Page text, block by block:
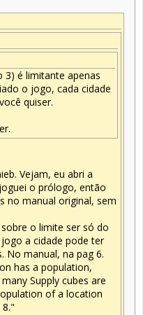
3) é limitante apenas
o jogo, cada cidade
quiser.
Vejam, eu abri a
o prólogo, então
no manual original, sem
o limite ser só do
a cidade pode ter
No manual, na pag 6.
has a population,
Supply cubes are
of a location